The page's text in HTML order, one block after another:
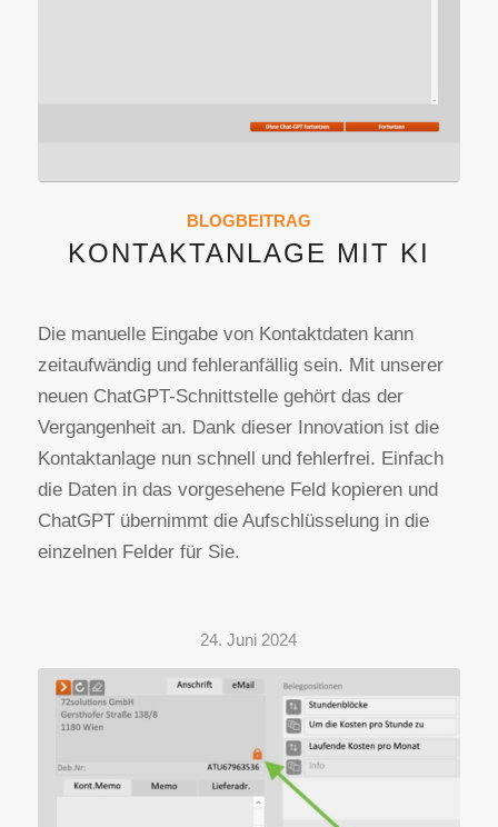
BLOGBEITRAG
KONTAKTANLAGE MIT KI
Die manuelle Eingabe von Kontaktdaten kann
zeitaufwändig und fehleranfällig sein. Mit unserer
neuen ChatGPT-Schnittstelle gehört das der
Vergangenheit an. Dank dieser Innovation ist die
Kontaktanlage nun schnell und fehlerfrei. Einfach
die Daten in das vorgesehene Feld kopieren und
ChatGPT übernimmt die Aufschlüsselung in die
einzelnen Felder für Sie.
24. Juni 2024